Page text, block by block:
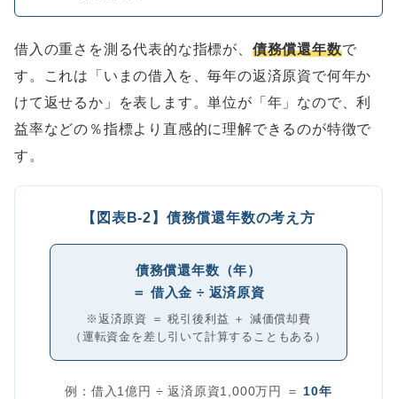
借入の重さを測る代表的な指標が、 債務償還年数で
す。これは「いまの借入を、毎年の返済原資で何年か
けて返せるか」を表します。単位が「年」なので、利
益率などの％指標より直感的に理解できるのが特徴で
す。
【図表B-2】債務償還年数の考え方
債務償還年数（年）
＝ 借入金 ÷ 返済原資
※返済原資 ＝ 税引後利益 ＋ 減価償却費
（運転資金を差し引いて計算することもある）
例：借入1億円 ÷ 返済原資1,000万円 ＝ 10年